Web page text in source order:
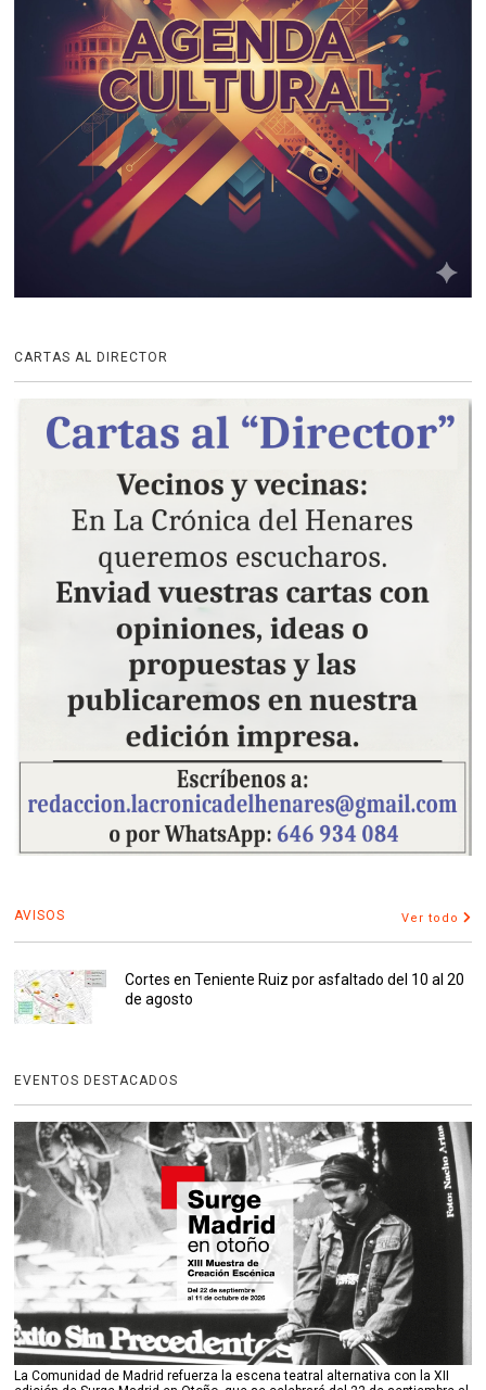
CARTAS AL DIRECTOR
AVISOS Ver todo
Cortes en Teniente Ruiz por asfaltado del 10 al 20
de agosto
EVENTOS DESTACADOS
La Comunidad de Madrid refuerza la escena teatral alternativa con la XII